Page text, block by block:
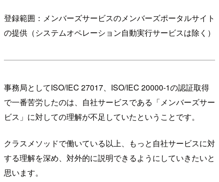
登録範囲：メンバーズサービスのメンバーズポータルサイト
の提供（システムオペレーション自動実行サービスは除く）
事務局としてISO/IEC 27017、ISO/IEC 20000-1の認証取得
で一番苦労したのは、自社サービスである「メンバーズサー
ビス」に対しての理解が不足していたということです。
クラスメソッドで働いている以上、もっと自社サービスに対
する理解を深め、対外的に説明できるようにしていきたいと
思います。